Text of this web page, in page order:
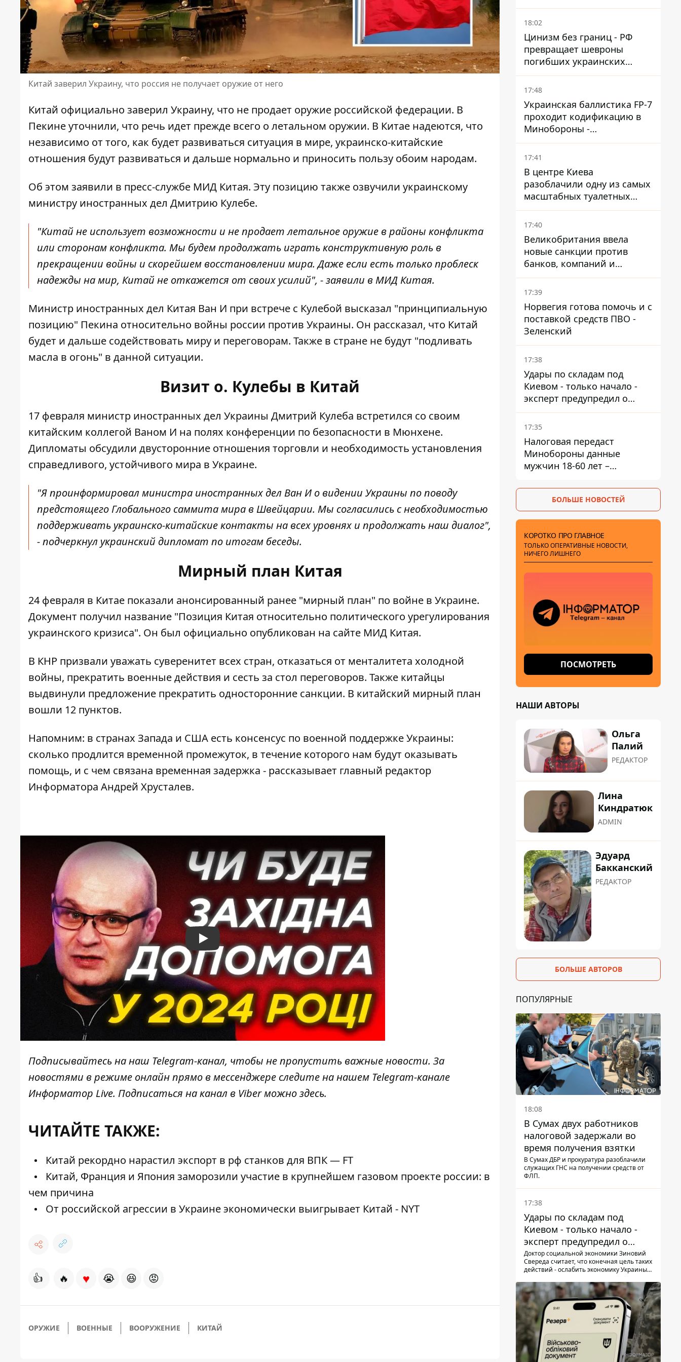
Китай заверил Украину, что россия не получает оружие от него
Китай официально заверил Украину, что не продает оружие российской федерации. В
Пекине уточнили, что речь идет прежде всего о летальном оружии. В Китае надеются, что
независимо от того, как будет развиваться ситуация в мире, украинско-китайские
отношения будут развиваться и дальше нормально и приносить пользу обоим народам.
Об этом заявили в пресс-службе МИД Китая. Эту позицию также озвучили украинскому
министру иностранных дел Дмитрию Кулебе.
"Китай не использует возможности и не продает летальное оружие в районы конфликта
или сторонам конфликта. Мы будем продолжать играть конструктивную роль в
прекращении войны и скорейшем восстановлении мира. Даже если есть только проблеск
надежды на мир, Китай не откажется от своих усилий", - заявили в МИД Китая.
Министр иностранных дел Китая Ван И при встрече с Кулебой высказал "принципиальную
позицию" Пекина относительно войны россии против Украины. Он рассказал, что Китай
будет и дальше содействовать миру и переговорам. Также в стране не будут "подливать
масла в огонь" в данной ситуации.
Визит о. Кулебы в Китай
17 февраля министр иностранных дел Украины Дмитрий Кулеба встретился со своим
китайским коллегой Ваном И на полях конференции по безопасности в Мюнхене.
Дипломаты обсудили двусторонние отношения торговли и необходимость установления
справедливого, устойчивого мира в Украине.
"Я проинформировал министра иностранных дел Ван И о видении Украины по поводу
предстоящего Глобального саммита мира в Швейцарии. Мы согласились с необходимостью
поддерживать украинско-китайские контакты на всех уровнях и продолжать наш диалог",
- подчеркнул украинский дипломат по итогам беседы.
Мирный план Китая
24 февраля в Китае показали анонсированный ранее "мирный план" по войне в Украине.
Документ получил название "Позиция Китая относительно политического урегулирования
украинского кризиса". Он был официально опубликован на сайте МИД Китая.
В КНР призвали уважать суверенитет всех стран, отказаться от менталитета холодной
войны, прекратить военные действия и сесть за стол переговоров. Также китайцы
выдвинули предложение прекратить односторонние санкции. В китайский мирный план
вошли 12 пунктов.
Напомним: в странах Запада и США есть консенсус по военной поддержке Украины:
сколько продлится временной промежуток, в течение которого нам будут оказывать
помощь, и с чем связана временная задержка - рассказывает главный редактор
Информатора Андрей Хрусталев.
Play
Подписывайтесь на наш Telegram-канал, чтобы не пропустить важные новости. За
новостями в режиме онлайн прямо в мессенджере следите на нашем Telegram-канале
Информатор Live. Подписаться на канал в Viber можноздесь.
ЧИТАЙТЕ ТАКЖЕ:
Китай рекордно нарастил экспорт в рф станков для ВПК — FT
Китай, Франция и Япония заморозили участие в крупнейшем газовом проекте россии: в
чем причина
От российской агрессии в Украине экономически выигрывает Китай - NYT
👍 🔥 ♥ 😭 😆 😡
ОРУЖИЕ ВОЕННЫЕ ВООРУЖЕНИЕ КИТАЙ
18:02
Цинизм без границ - РФ
превращает шевроны
погибших украинских
защитников в экспонаты
"музея СВО"
17:48
Украинская баллистика FP-7
проходит кодификацию в
Минобороны -
приближается боевое
применение - Reuters
17:41
В центре Киева
разоблачили одну из самых
масштабных туалетных
схем с фиктивным домом
17:40
Великобритания ввела
новые санкции против
банков, компаний и
танкеров РФ
17:39
Норвегия готова помочь и с
поставкой средств ПВО -
Зеленский
17:38
Удары по складам под
Киевом - только начало -
эксперт предупредил о
новой угрозе
17:35
Налоговая передаст
Минобороны данные
мужчин 18-60 лет –
БОЛЬШЕ НОВОСТЕЙ
КОРОТКО ПРО ГЛАВНОЕ
ТОЛЬКО ОПЕРАТИВНЫЕ НОВОСТИ,
НИЧЕГО ЛИШНЕГО
ПОСМОТРЕТЬ
НАШИ АВТОРЫ
Ольга
Палий
РЕДАКТОР
Лина
Киндратюк
ADMIN
Эдуард
Бакканский
РЕДАКТОР
БОЛЬШЕ АВТОРОВ
ПОПУЛЯРНЫЕ
18:08
В Сумах двух работников
налоговой задержали во
время получения взятки
В Сумах ДБР и прокуратура разоблачили
служащих ГНС на получении средств от
ФЛП.
17:38
Удары по складам под
Киевом - только начало -
эксперт предупредил о
новой угрозе
Доктор социальной экономики Зиновий
Свереда считает, что конечная цель таких
действий - ослабить экономику Украины и
регионы